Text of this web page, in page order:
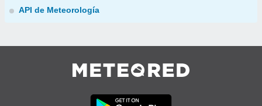
API de Meteorología